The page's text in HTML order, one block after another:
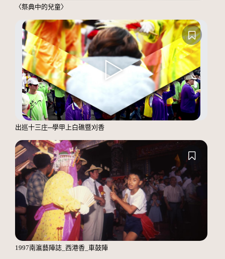
〈祭典中的兒童〉
出巡十三庄─學甲上白礁暨刈香
1997南瀛藝陣誌_西港香_車鼓陣